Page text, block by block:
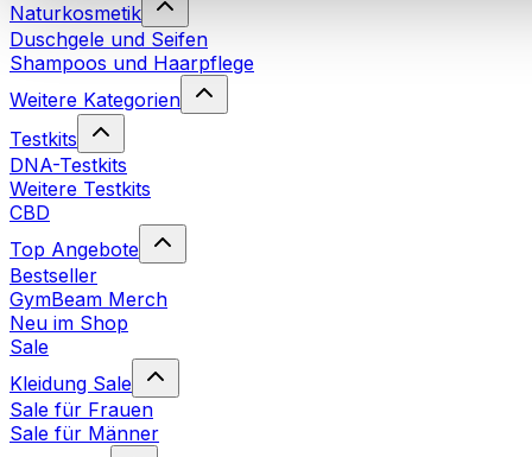
Naturkosmetik
Duschgele und Seifen
Shampoos und Haarpflege
Weitere Kategorien
Testkits
DNA-Testkits
Weitere Testkits
CBD
Top Angebote
Bestseller
GymBeam Merch
Neu im Shop
Sale
Kleidung Sale
Sale für Frauen
Sale für Männer